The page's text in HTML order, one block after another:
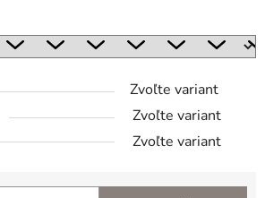
Zvoľte variant
Zvoľte variant
Zvoľte variant